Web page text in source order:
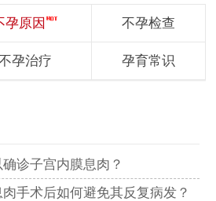
孕原因 不孕检查
孕治疗 孕育常识
诊子宫内膜息肉？
手术后如何避免其反复病发？